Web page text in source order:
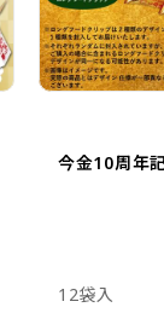
今金10周年
12袋入